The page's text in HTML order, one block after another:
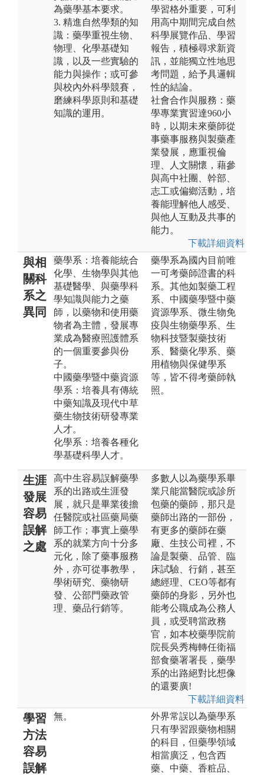
為藥學基本要求。
3. 精進自然學類的知
識：藥學重視生物、
物理、化學基礎知
識，以及一些實驗的
能力與操作；或可參
與校內外科學競賽，
磨練科學原則和基礎
知識的運用。
學習格外重要，可利
用高中期間完成自然
科學展覽作品、學習
報告，積極尋求新資
訊，並能獨立性地思
考問題，給予具邏輯
性的結論。
社會合作與服務：藥
學專業實習達960小
時，以期未來藥師從
事藥事服務與製藥產
業發展，應重視倫
理、人文關懷，藉參
與高中社團、幹部、
志工或偏鄉活動，培
養能理解他人感受、
與他人互動及共事的
能力。
下載詳細資料
與相
關科
系之
異同
藥學系：培養能統合
化學、生物學與其他
基礎醫學、與藥學科
學知識與能力之藥
師，以藥物和使用藥
物者為主體，發展專
業成為醫療照護體系
的一個重要參與份
子。
中國藥學暨中藥資源
學系：培養具有傳統
中藥知識及現代中草
藥生物技術研發專業
人才。
化學系：培養各種化
學基礎科學人才。
藥學系為國內目前唯
一可考藥師證書的科
系。其他如製藥工程
系、中國藥學暨中藥
資源學系、微生物免
疫與生物藥學系、生
物科技暨製藥技術
系、醫藥化學系、藥
用植物與保健學系
等，皆不得考藥師執
照。
生涯
發展
容易
誤解
之處
高中生容易誤解藥學
系的出路或生涯發
展，就只是畢業後擔
任醫院或社區藥局藥
師工作；事實上藥學
系的就業方向十分多
元化，除了藥事服務
外，亦可從事教學，
學術研究、藥物研
發、公部門藥政管
理、藥品行銷等。
多數人以為藥學系畢
業只能當醫院或診所
包藥的藥師，那只是
藥師出路的一部份，
有更多的藥師在藥
廠、生技公司裡，不
論是製藥、品管、臨
床試驗、行銷，甚至
總經理、CEO等都有
藥師的身影，另外也
能考公職成為公務人
員，或受聘當政務
官，如本校藥學院前
院長吳秀梅轉任衛福
部食藥署署長，藥學
系的出路絕對比想像
的還要廣!
下載詳細資料
學習
方法
容易
誤解
無。
外界常誤以為藥學系
只有學習跟藥物相關
的科目，但藥學領域
相當廣泛，包含西
藥、中藥、香粧品、